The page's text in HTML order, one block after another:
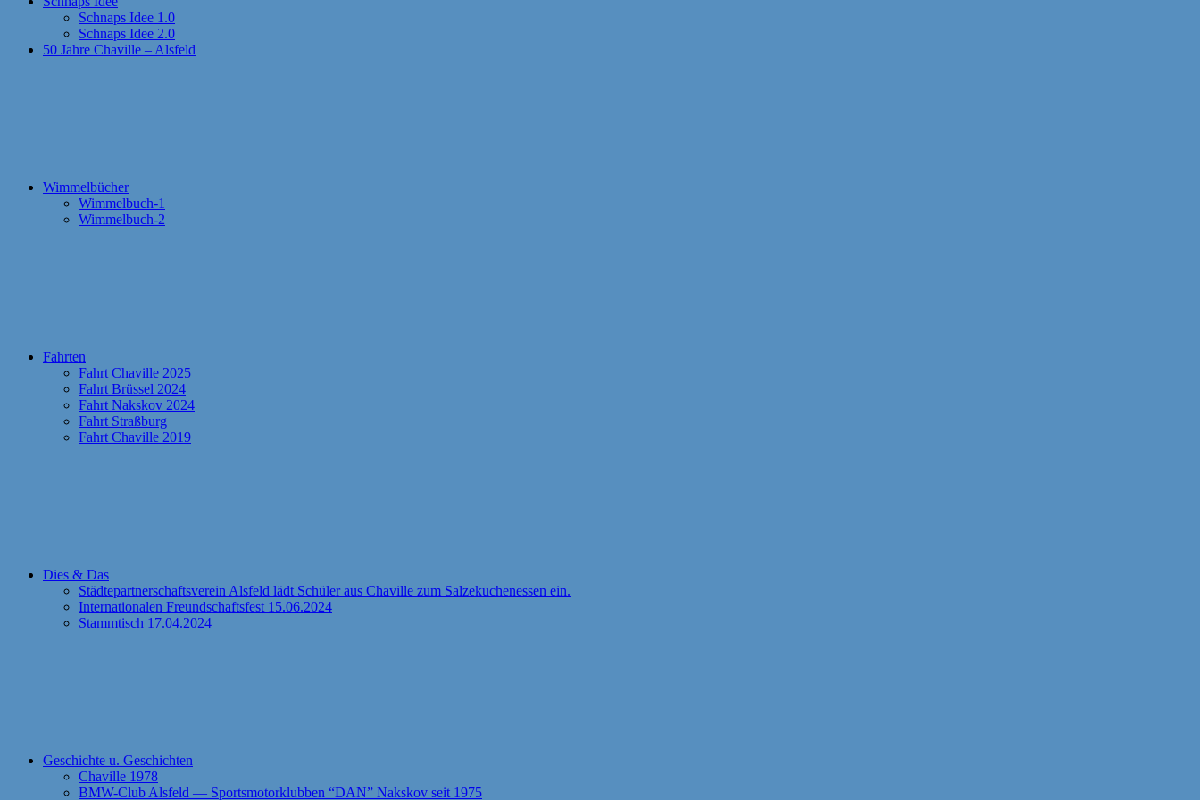
Schnaps Idee 1.0
Schnaps Idee 2.0
50 Jahre Chaville – Alsfeld
Wimmelbücher
Wimmelbuch-1
Wimmelbuch-2
Fahrten
Fahrt Chaville 2025
Fahrt Brüssel 2024
Fahrt Nakskov 2024
Fahrt Straßburg
Fahrt Chaville 2019
Dies & Das
Städtepartnerschaftsverein Alsfeld lädt Schüler aus Chaville zum Salzekuchenessen ein.
Internationalen Freundschaftsfest 15.06.2024
Stammtisch 17.04.2024
Geschichte u. Geschichten
Chaville 1978
BMW-Club Alsfeld — Sportsmotorklubben “DAN” Nakskov seit 1975